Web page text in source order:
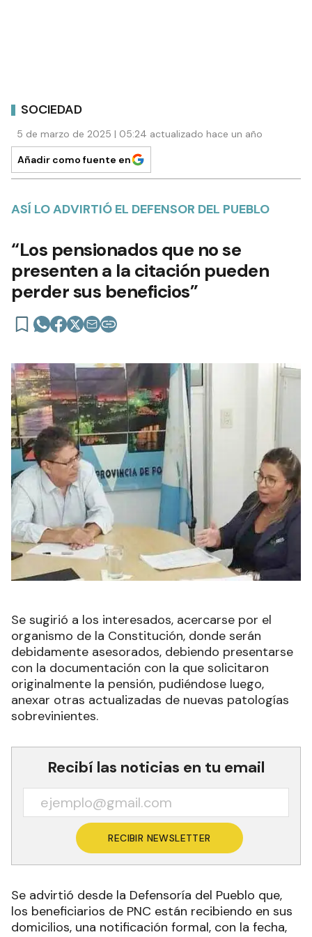
SOCIEDAD
5 de marzo de 2025 | 05:24 actualizado hace un año
Añadir como fuente en
ASÍ LO ADVIRTIÓ EL DEFENSOR DEL PUEBLO
“Los pensionados que no se
presenten a la citación pueden
perder sus beneficios”
Se sugirió a los interesados, acercarse por el
organismo de la Constitución, donde serán
debidamente asesorados, debiendo presentarse
con la documentación con la que solicitaron
originalmente la pensión, pudiéndose luego,
anexar otras actualizadas de nuevas patologías
sobrevinientes.
Recibí las noticias en tu email
RECIBIR NEWSLETTER
Se advirtió desde la Defensoría del Pueblo que,
los beneficiarios de PNC están recibiendo en sus
domicilios, una notificación formal, con la fecha,